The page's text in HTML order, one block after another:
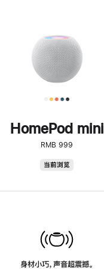
HomePod mini
RMB 999
当前浏览
身材小巧，声音超震撼。